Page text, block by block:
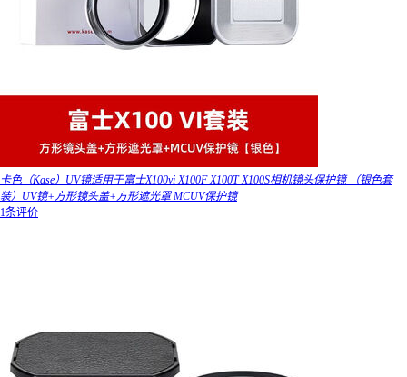
卡色（Kase）UV镜适用于富士X100vi X100F X100T X100S相机镜头保护镜 （银色套
装）UV镜+方形镜头盖+方形遮光罩 MCUV保护镜
1条评价